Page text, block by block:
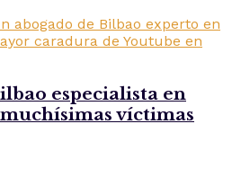
especialista en
víctimas